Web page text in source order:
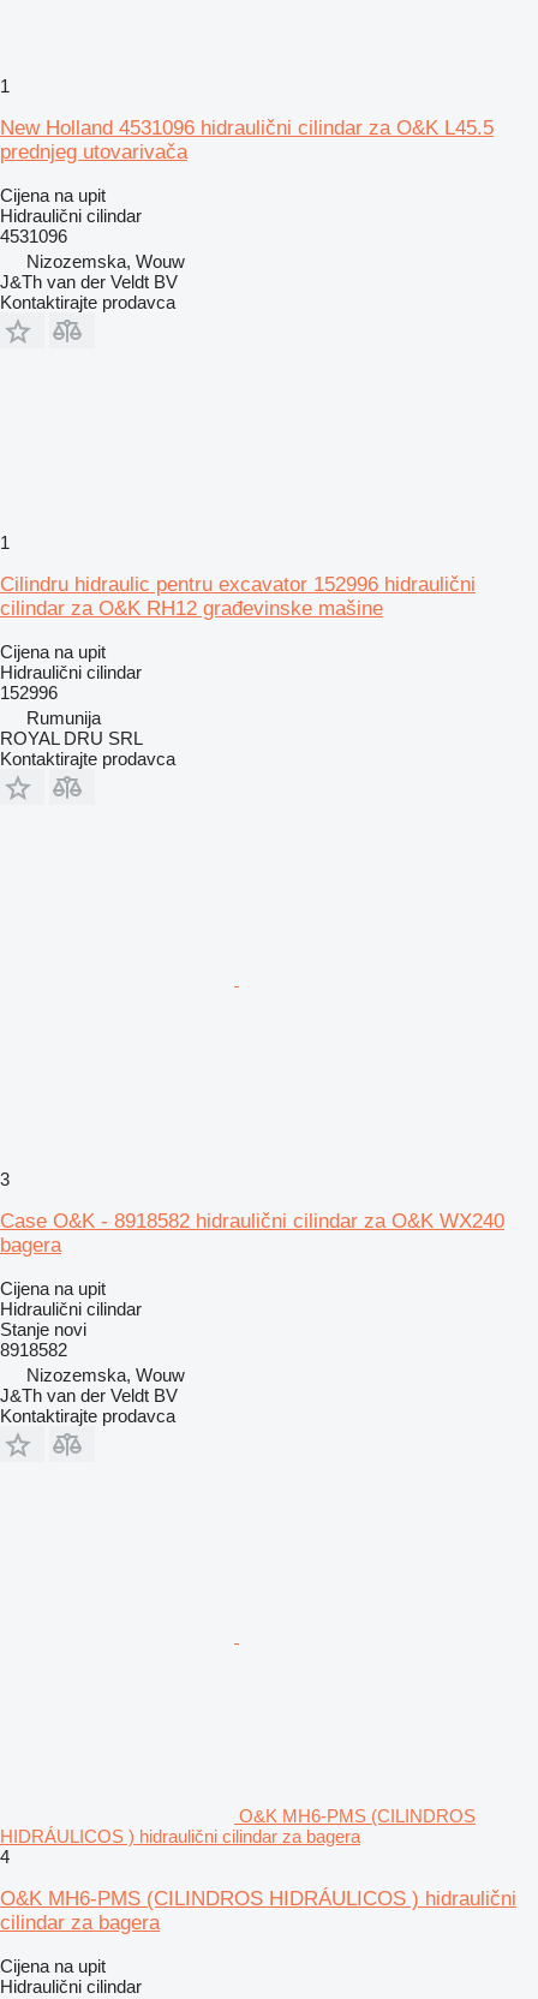
1
New Holland 4531096 hidraulični cilindar za O&K L45.5
prednjeg utovarivača
Cijena na upit
Hidraulični cilindar
4531096
Nizozemska, Wouw
J&Th van der Veldt BV
Kontaktirajte prodavca
1
Cilindru hidraulic pentru excavator 152996 hidraulični
cilindar za O&K RH12 građevinske mašine
Cijena na upit
Hidraulični cilindar
152996
Rumunija
ROYAL DRU SRL
Kontaktirajte prodavca
3
Case O&K - 8918582 hidraulični cilindar za O&K WX240
bagera
Cijena na upit
Hidraulični cilindar
Stanje novi
8918582
Nizozemska, Wouw
J&Th van der Veldt BV
Kontaktirajte prodavca
O&K MH6-PMS (CILINDROS
HIDRÁULICOS ) hidraulični cilindar za bagera
4
O&K MH6-PMS (CILINDROS HIDRÁULICOS ) hidraulični
cilindar za bagera
Cijena na upit
Hidraulični cilindar